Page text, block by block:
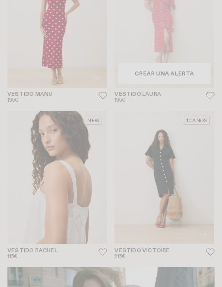
VESTIDO MANU
195€
CREAR UNA ALERTA
VESTIDO LAURA
195€
NEW
VESTIDO RACHEL
115€
10 AÑOS
VESTIDO VICTOIRE
215€